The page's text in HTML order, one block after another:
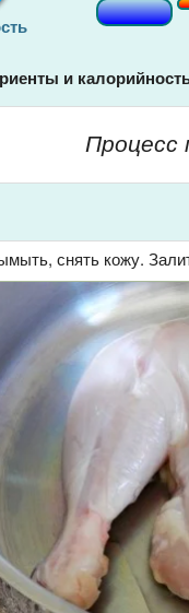
и
Процесс
снять кожу.